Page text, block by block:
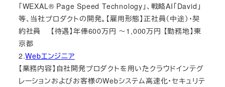
「WEXAL® Page Speed Technology」、戦略AI「David」
等、当社プロダクトの開発。【雇用形態】正社員（中途）・契
約社員 【待遇】年俸600万円 ～1,000万円 【勤務地】東
京都
2.Webエンジニア
【業務内容】自社開発プロダクトを用いたクラウドインテグ
レーションおよびお客様のWebシステム高速化・セキュリテ